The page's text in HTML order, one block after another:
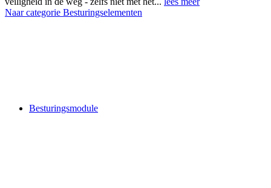
Naar categorie Besturingselementen
Besturingsmodule